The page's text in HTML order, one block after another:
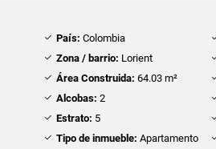
País: Colombia
Zona / barrio: Lorient
Área Construida: 64.03 m²
Alcobas: 2
Estrato: 5
Tipo de inmueble: Apartamento